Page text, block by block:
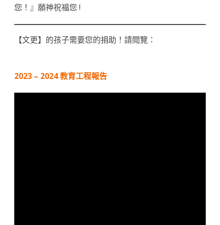
您！』願神祝福您 !
【文更】的孩子需要您的捐助！請閱覽：
2023 – 2024 教育工程報告